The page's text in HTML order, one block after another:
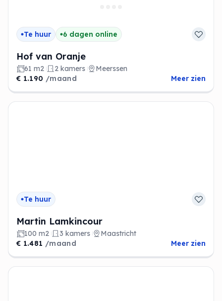
Te huur 6 dagen online
Hof van Oranje
61 m2 2 kamers
Meerssen
€ 1.190 /maand Meer zien
Te huur
Martin Lamkincour
100 m2 3 kamers
Maastricht
€ 1.481 /maand Meer zien